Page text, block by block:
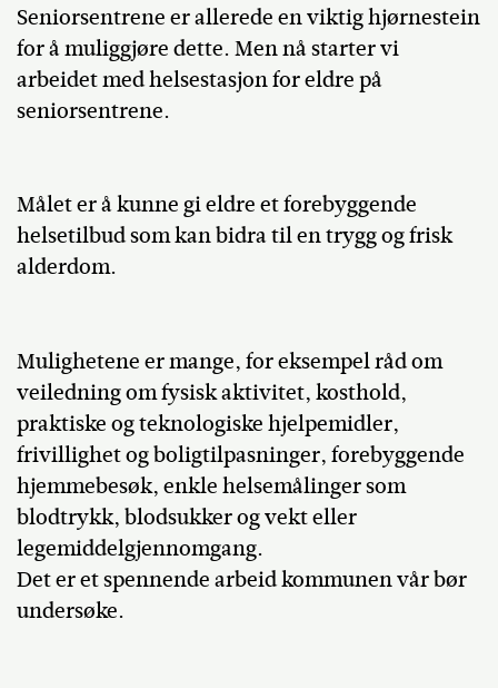
Seniorsentrene er allerede en viktig hjørnestein
for å muliggjøre dette. Men nå starter vi
arbeidet med helsestasjon for eldre på
seniorsentrene.
Målet er å kunne gi eldre et forebyggende
helsetilbud som kan bidra til en trygg og frisk
alderdom.
Mulighetene er mange, for eksempel råd om
veiledning om fysisk aktivitet, kosthold,
praktiske og teknologiske hjelpemidler,
frivillighet og boligtilpasninger, forebyggende
hjemmebesøk, enkle helsemålinger som
blodtrykk, blodsukker og vekt eller
legemiddelgjennomgang.
Det er et spennende arbeid kommunen vår bør
undersøke.